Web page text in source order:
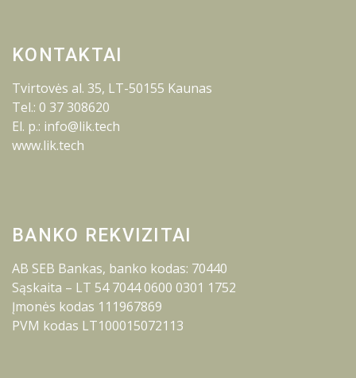
KONTAKTAI
Tvirtovės al. 35, LT-50155 Kaunas
Tel.: 0 37 308620
El. p.: info@lik.tech
www.lik.tech
BANKO REKVIZITAI
AB SEB Bankas, banko kodas: 70440
Sąskaita – LT 54 7044 0600 0301 1752
Įmonės kodas 111967869
PVM kodas LT100015072113